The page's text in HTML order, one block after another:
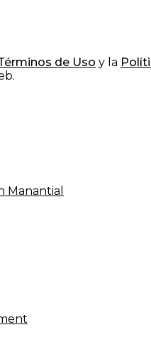
de Uso y la
Manantial